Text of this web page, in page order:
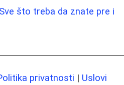
što treba da znate pre i
privatnosti | Uslovi